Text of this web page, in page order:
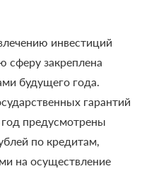
инвестиций
закреплена
будущего года.
гарантий
предусмотрены
по кредитам,
на осуществление